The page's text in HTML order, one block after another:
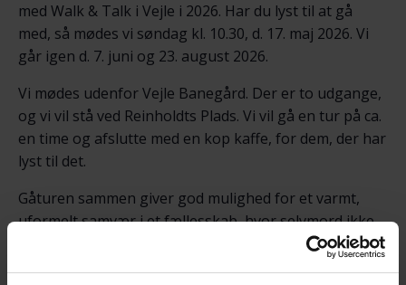
med Walk & Talk i Vejle i 2026. Har du lyst til at gå
med, så mødes vi søndag kl. 10.30, d. 17. maj 2026. Vi
går igen d. 7. juni og 23. august 2026.
Vi mødes udenfor Vejle Banegård. Der er to udgange,
og vi vil stå ved Reinholdts Plads. Vi vil gå en tur på ca.
en time og afslutte med en kop kaffe, for dem, der har
lyst til det.
Gåturen sammen giver god mulighed for et varmt,
uformelt samvær i et fællesskab, hvor selvmord ikke